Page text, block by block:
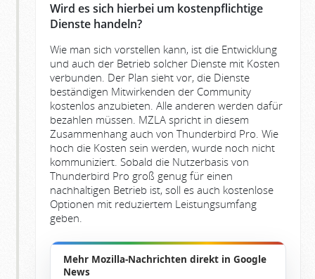
Wird es sich hierbei um kostenpflichtige
Dienste handeln?
Wie man sich vorstellen kann, ist die Entwicklung
und auch der Betrieb solcher Dienste mit Kosten
verbunden. Der Plan sieht vor, die Dienste
beständigen Mitwirkenden der Community
kostenlos anzubieten. Alle anderen werden dafür
bezahlen müssen. MZLA spricht in diesem
Zusammenhang auch von Thunderbird Pro. Wie
hoch die Kosten sein werden, wurde noch nicht
kommuniziert. Sobald die Nutzerbasis von
Thunderbird Pro groß genug für einen
nachhaltigen Betrieb ist, soll es auch kostenlose
Optionen mit reduziertem Leistungsumfang
geben.
Mehr Mozilla-Nachrichten direkt in Google
News